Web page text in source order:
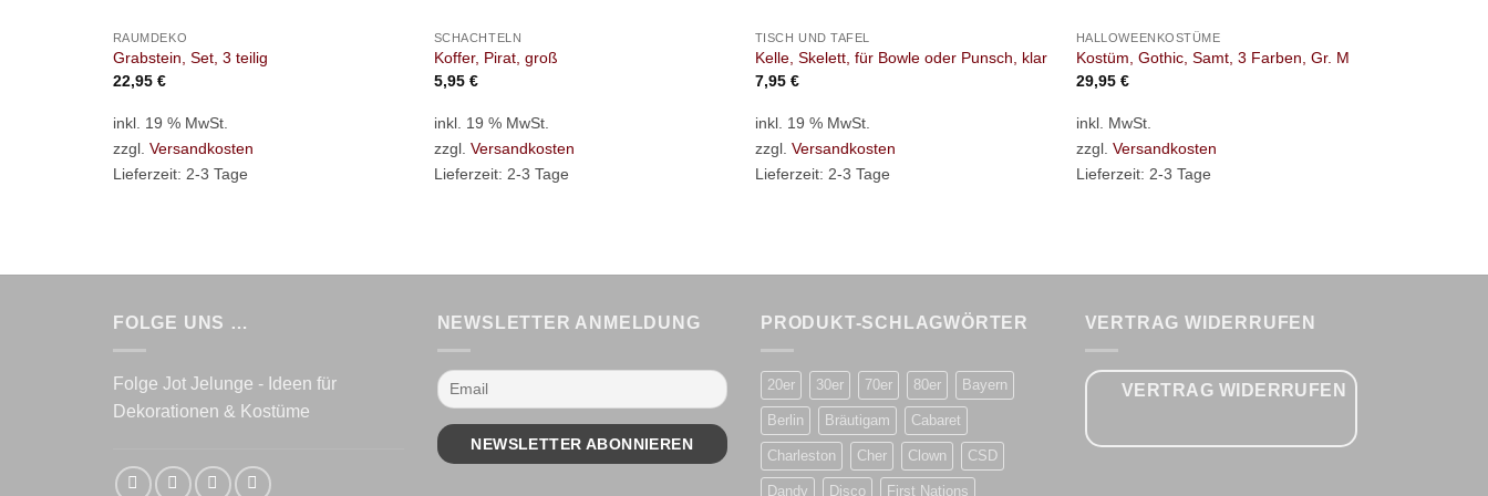
RAUMDEKO
Grabstein, Set, 3 teilig
22,95 €
inkl. 19 % MwSt.
zzgl. Versandkosten
Lieferzeit: 2-3 Tage
SCHACHTELN
Koffer, Pirat, groß
5,95 €
inkl. 19 % MwSt.
zzgl. Versandkosten
Lieferzeit: 2-3 Tage
TISCH UND TAFEL
Kelle, Skelett, für Bowle oder Punsch, klar
7,95 €
inkl. 19 % MwSt.
zzgl. Versandkosten
Lieferzeit: 2-3 Tage
HALLOWEENKOSTÜME
Kostüm, Gothic, Samt, 3 Farben, Gr. M
29,95 €
inkl. MwSt.
zzgl. Versandkosten
Lieferzeit: 2-3 Tage
FOLGE UNS …
Folge Jot Jelunge - Ideen für
Dekorationen & Kostüme
NEWSLETTER ANMELDUNG PRODUKT-SCHLAGWÖRTER
20er 30er 70er 80er Bayern
Berlin Bräutigam Cabaret
Charleston Cher Clown CSD
Dandy Disco First Nations
VERTRAG WIDERRUFEN
VERTRAG WIDERRUFEN